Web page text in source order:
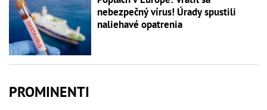
nebezpečný vírus! Úrady spustili
naliehavé opatrenia
PROMINENTI